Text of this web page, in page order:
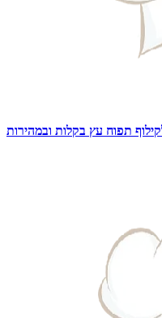
תפוח עץ בקלות ובמהירות